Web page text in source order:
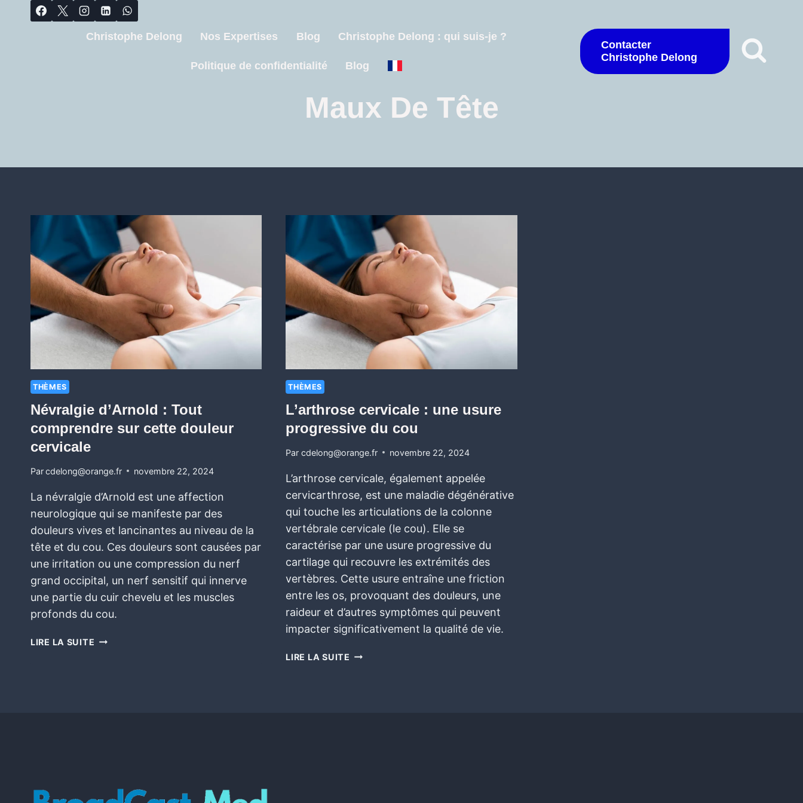
Christophe Delong Nos Expertises Blog Christophe Delong : qui suis-je ?
Politique de confidentialité Blog
Contacter
Christophe Delong
Maux De Tête
THÈMES
Névralgie d’Arnold : Tout
comprendre sur cette douleur
cervicale
Parcdelong@orange.fr novembre 22, 2024
La névralgie d’Arnold est une affection
neurologique qui se manifeste par des
douleurs vives et lancinantes au niveau de la
tête et du cou. Ces douleurs sont causées par
une irritation ou une compression du nerf
grand occipital, un nerf sensitif qui innerve
une partie du cuir chevelu et les muscles
profonds du cou.
LIRE LA SUITE
THÈMES
L’arthrose cervicale : une usure
progressive du cou
Par cdelong@orange.fr novembre 22, 2024
L’arthrose cervicale, également appelée
cervicarthrose, est une maladie dégénérative
qui touche les articulations de la colonne
vertébrale cervicale (le cou). Elle se
caractérise par une usure progressive du
cartilage qui recouvre les extrémités des
vertèbres. Cette usure entraîne une friction
entre les os, provoquant des douleurs, une
raideur et d’autres symptômes qui peuvent
impacter significativement la qualité de vie.
LIRE LA SUITE